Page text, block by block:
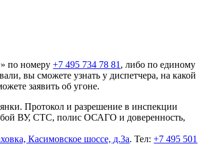
по номеру+7 495 734 78 81 , либо по единому
вы сможете узнать у диспетчера, на какой
заявить об угоне.
Протокол и разрешение в инспекции
ВУ, СТС, полис ОСАГО и доверенность,
Касимовское шоссе, д.3а. Тел:+7 495 501